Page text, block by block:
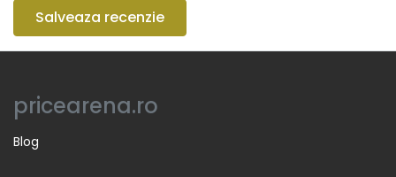
Salveaza recenzie
pricearena.ro
Blog